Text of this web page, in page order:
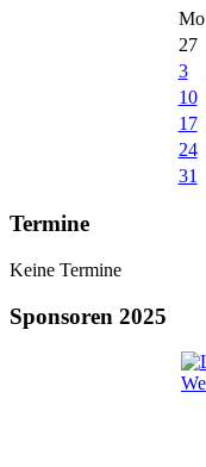
Mo
27
3
10
17
24
31
Termine
Keine Termine
Sponsoren 2025